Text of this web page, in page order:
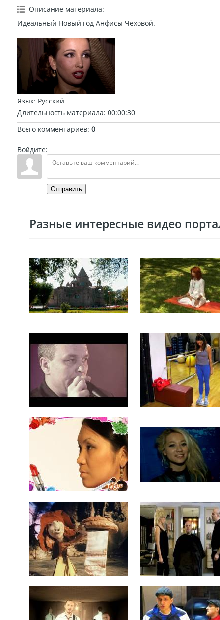
Описание материала:
Идеальный Новый год Анфисы Чеховой.
Язык: Русский
Длительность материала: 00:00:30
Всего комментариев: 0
Войдите:
Отправить
Разные интересные видео